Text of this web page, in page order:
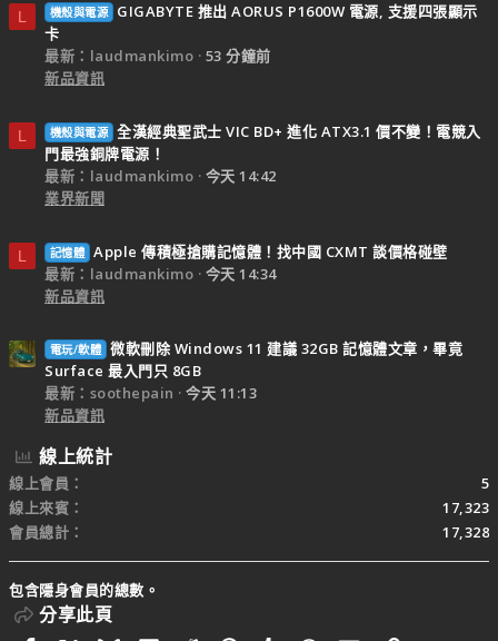
L 機殼與電源
GIGABYTE 推出 AORUS P1600W 電源, 支援四張顯示
卡
最新：laudmankimo
53 分鐘前
新品資訊
L 機殼與電源 全漢經典聖武士 VIC BD+ 進化 ATX3.1 價不變！電競入
門最強銅牌電源！
最新：laudmankimo
今天 14:42
業界新聞
L 記憶體 Apple 傳積極搶購記憶體！找中國 CXMT 談價格碰壁
最新：laudmankimo
今天 14:34
新品資訊
電玩/軟體 微軟刪除 Windows 11 建議 32GB 記憶體文章，畢竟
Surface 最入門只 8GB
最新：soothepain
今天 11:13
新品資訊
線上統計
線上會員
5
線上來賓
17,323
會員總計
17,328
包含隱身會員的總數。
分享此頁